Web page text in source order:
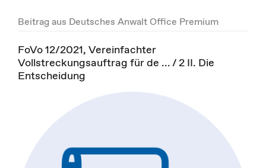
Beitrag aus Deutsches Anwalt Office Premium
FoVo 12/2021, Vereinfachter
Vollstreckungsauftrag für de ... / 2 II. Die
Entscheidung